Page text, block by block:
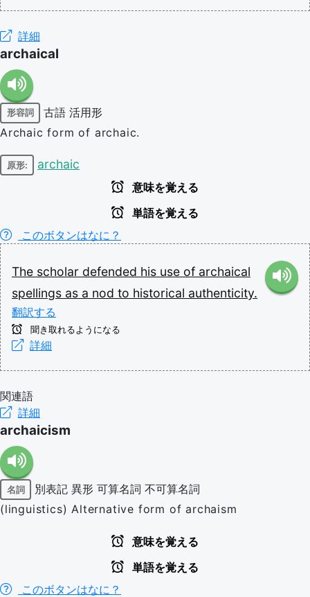
詳細
archaical
形容詞 古語 活用形
Archaic form of archaic.
原形: archaic
意味を覚える
単語を覚える
このボタンはなに？
The scholar defended his use of archaical
spellings as a nod to historical authenticity.
翻訳する
聞き取れるようになる
詳細
関連語
詳細
archaicism
名詞 別表記 異形 可算名詞 不可算名詞
(linguistics) Alternative form of archaism
意味を覚える
単語を覚える
このボタンはなに？